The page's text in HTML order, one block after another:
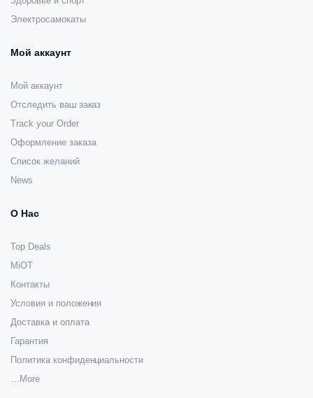
Электросамокаты
Мой аккаунт
Мой аккаунт
Отследить ваш заказ
Track your Order
Оформление заказа
Список желаний
News
О Нас
Top Deals
MiOT
Контакты
Условия и положения
Доставка и оплата
Гарантия
Политика конфиденциальности
…More